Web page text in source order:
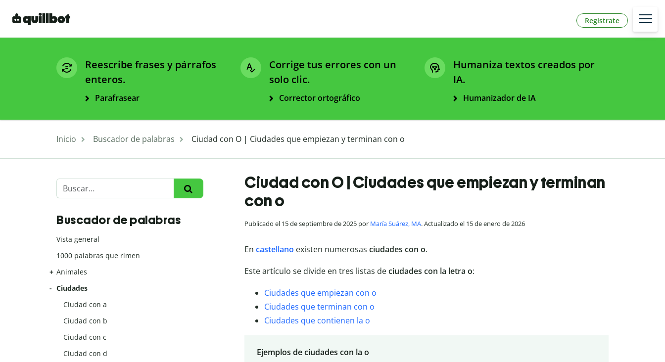
Regístrate
Reescribe frases y párrafos
enteros.
Parafrasear
Corrige tus errores con un
solo clic.
Corrector ortográfico
Humaniza textos creados por
IA.
Humanizador de IA
Inicio Buscador de palabras Ciudad con O | Ciudades que empiezan y terminan con o
Ciudad con O | Ciudades que empiezan y terminan
con o
Publicado el 15 de septiembre de 2025 por María Suárez, MA. Actualizado el 15 de enero de 2026
En castellano existen numerosas ciudades con o.
Este artículo se divide en tres listas deciudades con la letra o:
Ciudades que empiezan con o
Ciudades que terminan con o
Ciudades que contienen la o
Ejemplos de ciudades con la o
Buscador de palabras
Vista general
1000 palabras que rimen
Animales
Ciudades
Ciudad con a
Ciudad con b
Ciudad con c
Ciudad con d